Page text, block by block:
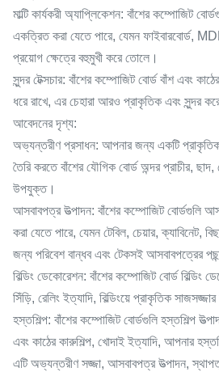
মাল্টি কার্যকরী অ্যাপ্লিকেশন: বাঁশের কম্পোজিট
একত্রিত করা যেতে পারে, যেমন ফাইবারবোর্ড,
প্রয়োগ ক্ষেত্রে বহুমুখী করে তোলে।
সুন্দর টেক্সচার: বাঁশের কম্পোজিট বোর্ড বাঁশ এবং
ধরে রাখে, এর চেহারা আরও প্রাকৃতিক এবং সুন্দর
আবেদনের দৃশ্য:
অভ্যন্তরীণ প্রসাধন: আপনার জন্য একটি
তৈরি করতে বাঁশের যৌগিক বোর্ড অন্দর প্রাচীর,
উপযুক্ত।
আসবাবপত্র উত্পাদন: বাঁশের কম্পোজিট বোর্ডগুলি
করা যেতে পারে, যেমন টেবিল, চেয়ার, ক্যাবিনেট,
জন্য পরিবেশ বান্ধব এবং টেকসই আসবাবপত্রের
বিল্ডিং ডেকোরেশন: বাঁশের কম্পোজিট বোর্ড
সিঁড়ি, রেলিং ইত্যাদি, বিল্ডিংয়ে প্রাকৃতিক
হস্তশিল্প: বাঁশের কম্পোজিট বোর্ডগুলি হস্তশিল্প
এবং কাঠের কারুশিল্প, খোদাই ইত্যাদি, আপনার
এটি অভ্যন্তরীণ সজ্জা, আসবাবপত্র উত্পাদন,